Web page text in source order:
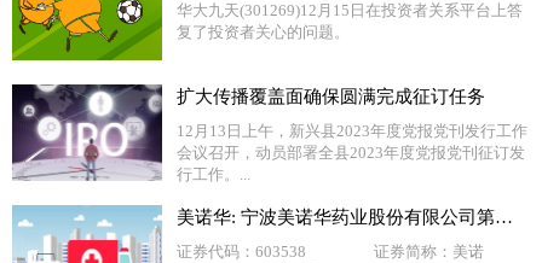
华大九天(301269)12月15日在投资者关系平台上答
复了投资者关心的问题。
扩大传播覆盖面确保圆满完成征订任务
12月13日上午，新兴县2023年度党报党刊发行工作
会议召开，动员部署全县2023年度党报党刊征订发
行工作。...
美诺华: 宁波美诺华药业股份有限公司第四届董事会第十四次会议决议公告_世界今热点
证券代码：603538 证券简称：美诺